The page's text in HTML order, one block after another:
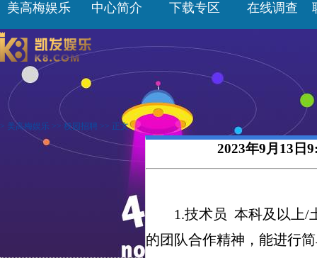
美高梅娱乐 中心简介 下载专区 在线调查
> 美高梅娱乐 >> 校园招聘 >> 正文
2023年9月13日
1.技术员 本科及以上/
的团队合作精神，能进行